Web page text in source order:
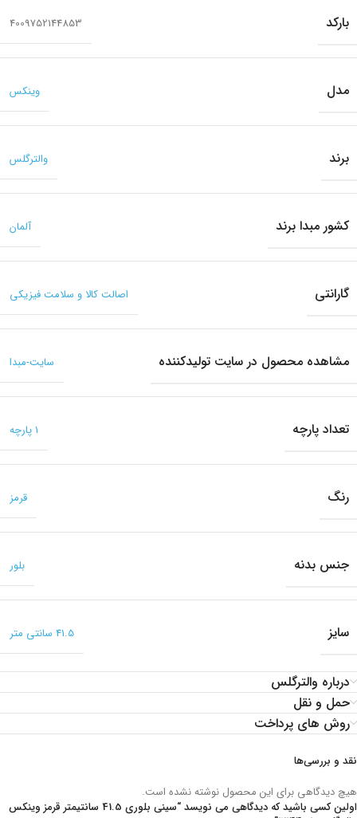
بارکد 4009752144853
مدل وینکس
برند والترگلس
کشور مبدا برند آلمان
گارانتی اصالت کالا و سلامت فیزیکی
مشاهده محصول در سایت تولیدکننده سایت-مبدا
تعداد پارچه 1 پارچه
رنگ قرمز
جنس بدنه بلور
سایز 41.5 سانتی متر
درباره والترگلس
حمل و نقل
روش های پرداخت
نقد و بررسی‌ها
هیچ دیدگاهی برای این محصول نوشته نشده است.
اولین کسی باشید که دیدگاهی می نویسد “سینی بلوری 41.5 سانتیمتر قرمز وینکس